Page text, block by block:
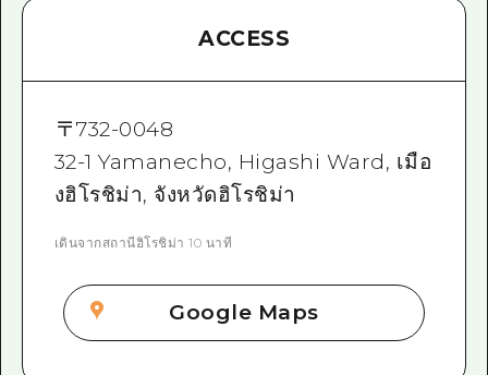
ACCESS
〒732-0048
32-1 Yamanecho, Higashi Ward, เมือ
งฮิโรชิม่า, จังหวัดฮิโรชิม่า
เดินจากสถานีฮิโรชิม่า 10 นาที
Google Maps